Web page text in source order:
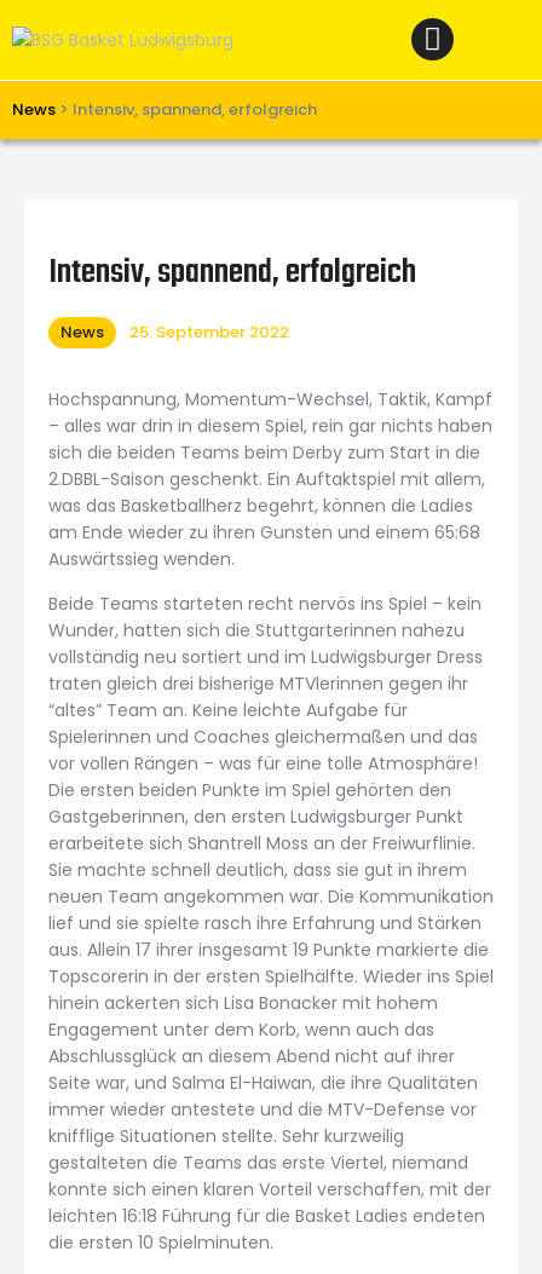
News > Intensiv, spannend, erfolgreich
Verein
Unterstützen
Links
Intensiv, spannend, erfolgreich
News 25. September 2022
Hochspannung, Momentum-Wechsel, Taktik, Kampf
– alles war drin in diesem Spiel, rein gar nichts haben
sich die beiden Teams beim Derby zum Start in die
2.DBBL-Saison geschenkt. Ein Auftaktspiel mit allem,
was das Basketballherz begehrt, können die Ladies
am Ende wieder zu ihren Gunsten und einem 65:68
Auswärtssieg wenden.
Beide Teams starteten recht nervös ins Spiel – kein
Wunder, hatten sich die Stuttgarterinnen nahezu
vollständig neu sortiert und im Ludwigsburger Dress
traten gleich drei bisherige MTVlerinnen gegen ihr
“altes” Team an. Keine leichte Aufgabe für
Spielerinnen und Coaches gleichermaßen und das
vor vollen Rängen – was für eine tolle Atmosphäre!
Die ersten beiden Punkte im Spiel gehörten den
Gastgeberinnen, den ersten Ludwigsburger Punkt
erarbeitete sich Shantrell Moss an der Freiwurflinie.
Sie machte schnell deutlich, dass sie gut in ihrem
neuen Team angekommen war. Die Kommunikation
lief und sie spielte rasch ihre Erfahrung und Stärken
aus. Allein 17 ihrer insgesamt 19 Punkte markierte die
Topscorerin in der ersten Spielhälfte. Wieder ins Spiel
hinein ackerten sich Lisa Bonacker mit hohem
Engagement unter dem Korb, wenn auch das
Abschlussglück an diesem Abend nicht auf ihrer
Seite war, und Salma El-Haiwan, die ihre Qualitäten
immer wieder antestete und die MTV-Defense vor
knifflige Situationen stellte. Sehr kurzweilig
gestalteten die Teams das erste Viertel, niemand
konnte sich einen klaren Vorteil verschaffen, mit der
leichten 16:18 Führung für die Basket Ladies endeten
die ersten 10 Spielminuten.